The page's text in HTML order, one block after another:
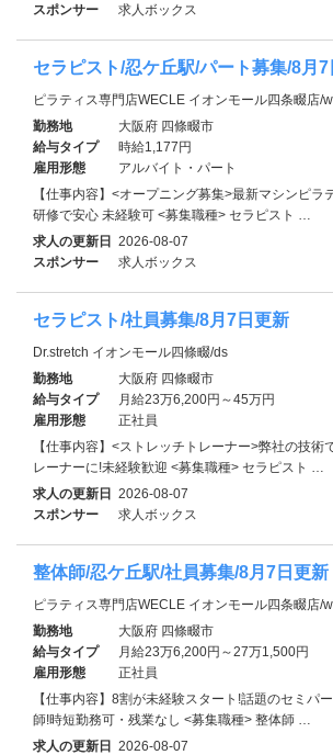
スポンサー
求人ボックス
セラピスト/忍ケ丘駅/パート募集/8月7
ピラティス専門店WECLE イオンモール四条畷店/
勤務地
大阪府 四條畷市
給与タイプ
時給1,177円
雇用形態
アルバイト・パート
【仕事内容】<オープニング募集>最新マシンピラ
研修で安心 未経験可 <募集職種> セラピスト …
求人の更新日 2026-08-07
スポンサー
求人ボックス
セラピスト/社員募集/8月7日更新
Dr.stretch イオンモール四條畷/ds
勤務地
大阪府 四條畷市
給与タイプ
月給23万6,200円～45万円
雇用形態
正社員
【仕事内容】<ストレッチトレーナー>弊社の技術
レーナーに!未経験歓迎 <募集職種> セラピスト …
求人の更新日 2026-08-07
スポンサー
求人ボックス
整体師/忍ケ丘駅/社員募集/8月7日更新
ピラティス専門店WECLE イオンモール四条畷店/
勤務地
大阪府 四條畷市
給与タイプ
月給23万6,200円～27万1,500円
雇用形態
正社員
【仕事内容】8割が未経験スタート!話題のセミパ
師!時短勤務可・残業なし <募集職種> 整体師 …
求人の更新日 2026-08-07